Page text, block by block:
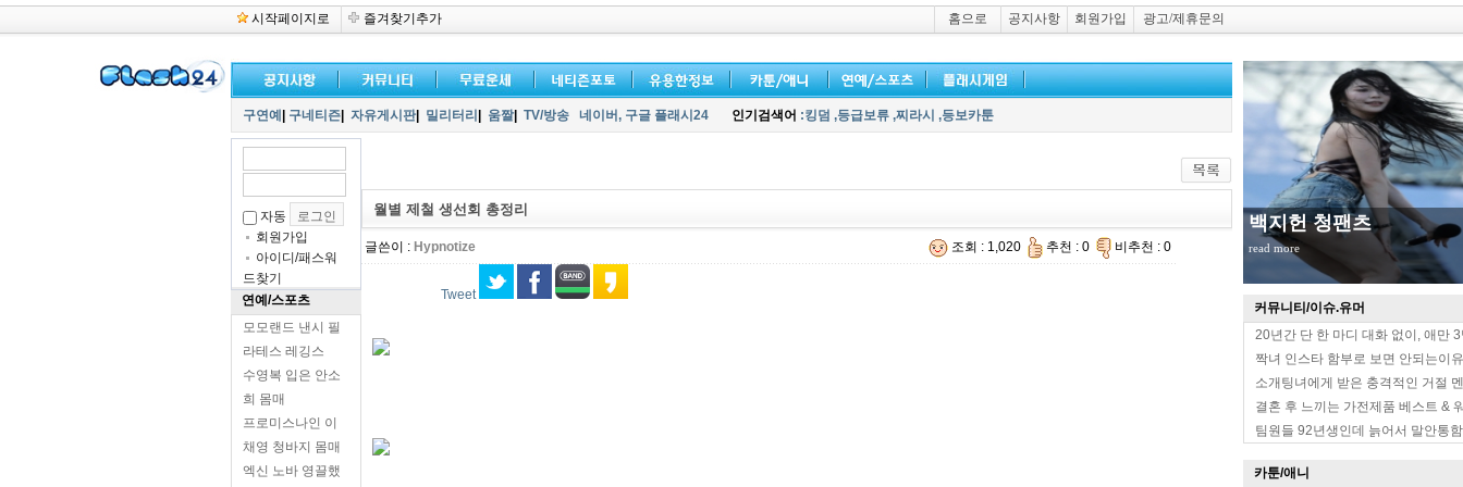
시작페이지로 즐겨찾기추가 홈으로 공지사항 회원가입 광고/제휴문의
백지헌 청팬츠
read more
커뮤니티/이슈.유머
20년간 단 한 마디 대화 없이, 애만
짝녀 인스타 함부로 보면 안되는이유
소개팅녀에게 받은 충격적인 거절
결혼 후 느끼는 가전제품 베스트 &
팀원들 92년생인데 늙어서 말안통
카툰/애니
구연예 구네티즌 자유게시판| 밀리터리 움짤| TV/방송 네이버, 구글 플래시24 인기검색어 :킹덤 ,등급보류 ,찌라시 ,등보카툰
자동
회원가입
아이디/패스워
드찾기
연예/스포츠
모모랜드 낸시 필
라테스 레깅스
수영복 입은 안소
희 몸매
프로미스나인 이
채영 청바지 몸매
엑신 노바 영끌했
월별 제철 생선회 총정리
글쓴이 : Hypnotize 조회 : 1,020 추천 : 0 비추천 : 0
Tweet